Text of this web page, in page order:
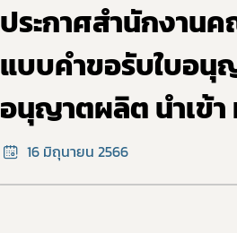
ประกาศสํานักงานค
แบบคำขอรับใบอนุ
อนุญาตผลิต นำเข้า
16 มิถุนายน 2566